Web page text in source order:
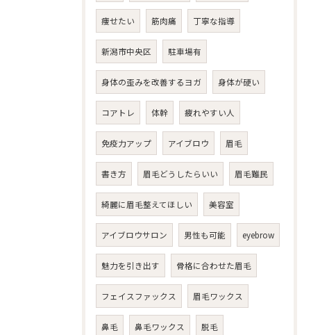
痩せたい 筋肉痛 丁寧な指導
新潟市中央区 駐車場有
身体の歪みを改善するヨガ 身体が硬い
コアトレ 体幹 疲れやすい人
免疫力アップ アイブロウ 眉毛
書き方 眉毛どうしたらいい 眉毛難民
綺麗に眉毛整えてほしい 美容室
アイブロウサロン 男性も可能 eyebrow
魅力を引き出す 骨格に合わせた眉毛
フェイスファックス 眉毛ワックス
鼻毛 鼻毛ワックス 脱毛